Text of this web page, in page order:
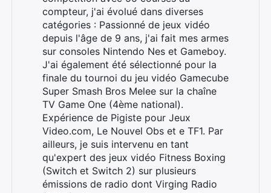
compteur, j'ai évolué dans diverses
catégories : Passionné de jeux vidéo
depuis l'âge de 9 ans, j'ai fait mes armes
sur consoles Nintendo Nes et Gameboy.
J'ai également été sélectionné pour la
finale du tournoi du jeu vidéo Gamecube
Super Smash Bros Melee sur la chaîne
TV Game One (4ème national).
Expérience de Pigiste pour Jeux
Video.com, Le Nouvel Obs et e TF1. Par
ailleurs, je suis intervenu en tant
qu'expert des jeux vidéo Fitness Boxing
(Switch et Switch 2) sur plusieurs
émissions de radio dont Virging Radio